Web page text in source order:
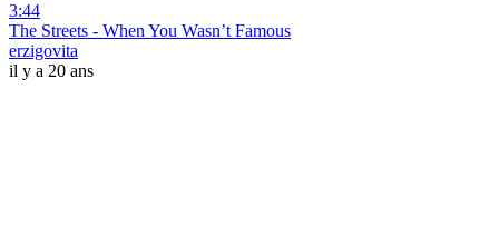
3:44
The Streets - When You Wasn’t Famous
erzigovita
il y a 20 ans